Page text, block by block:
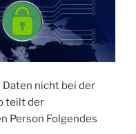
nicht bei der
teilt der
Person Folgendes